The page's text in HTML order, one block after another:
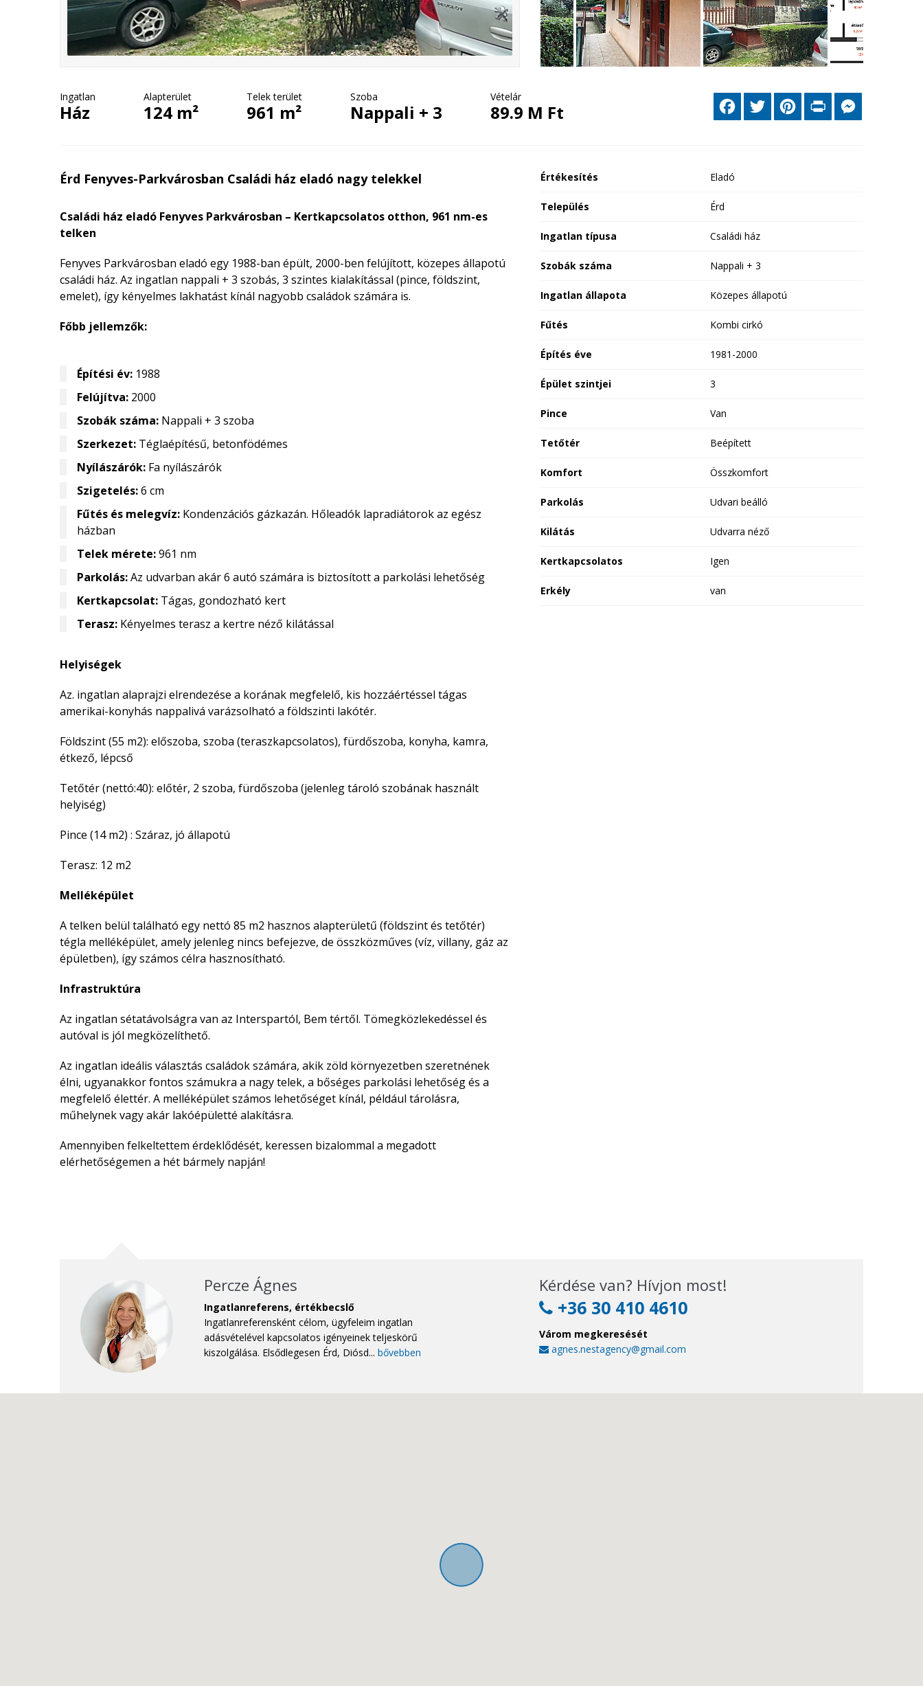
Ingatlan
Ház
Alapterület
124 m²
Telek terület
961 m²
Szoba
Nappali + 3
Vételár
89.9 M Ft
FacebookTwitter PinterestPrint
Érd Fenyves-Parkvárosban Családi ház eladó nagy telekkel
Családi ház eladó Fenyves Parkvárosban – Kertkapcsolatos otthon, 961 nm-es
telken
Fenyves Parkvárosban eladó egy 1988-ban épült, 2000-ben felújított, közepes állapotú
családi ház. Az ingatlan nappali + 3 szobás, 3 szintes kialakítással (pince, földszint,
emelet), így kényelmes lakhatást kínál nagyobb családok számára is.
Főbb jellemzők:
Építési év: 1988
Felújítva: 2000
Szobák száma: Nappali + 3 szoba
Szerkezet: Téglaépítésű, betonfödémes
Nyílászárók: Fa nyílászárók
Szigetelés:6 cm
Fűtés és melegvíz: Kondenzációs gázkazán. Hőleadók lapradiátorok az egész
házban
Telek mérete:961 nm
Parkolás:Az udvarban akár 6 autó számára is biztosított a parkolási lehetőség
Kertkapcsolat: Tágas, gondozható kert
Terasz: Kényelmes terasz a kertre néző kilátással
Helyiségek
Az. ingatlan alaprajzi elrendezése a korának megfelelő, kis hozzáértéssel tágas
amerikai-konyhás nappalivá varázsolható a földszinti lakótér.
Földszint (55 m2): előszoba, szoba (teraszkapcsolatos), fürdőszoba, konyha, kamra,
étkező, lépcső
Tetőtér (nettó:40): előtér, 2 szoba, fürdőszoba (jelenleg tároló szobának használt
helyiség)
Pince (14 m2) : Száraz, jó állapotú
Terasz: 12 m2
Melléképület
A telken belül található egy nettó 85 m2 hasznos alapterületű (földszint és tetőtér)
tégla melléképület, amely jelenleg nincs befejezve, de összközműves (víz, villany, gáz az
épületben), így számos célra hasznosítható.
Infrastruktúra
Az ingatlan sétatávolságra van az Interspartól, Bem tértől. Tömegközlekedéssel és
autóval is jól megközelíthető.
Az ingatlan ideális választás családok számára, akik zöld környezetben szeretnének
élni, ugyanakkor fontos számukra a nagy telek, a bőséges parkolási lehetőség és a
megfelelő élettér. A melléképület számos lehetőséget kínál, például tárolásra,
műhelynek vagy akár lakóépületté alakításra.
Amennyiben felkeltettem érdeklődését, keressen bizalommal a megadott
elérhetőségemen a hét bármely napján!
Értékesítés Eladó
Település Érd
Ingatlan típusa Családi ház
Szobák száma Nappali + 3
Ingatlan állapota Közepes állapotú
Fűtés Kombi cirkó
Építés éve 1981-2000
Épület szintjei 3
Pince Van
Tetőtér Beépített
Komfort Összkomfort
Parkolás Udvari beálló
Kilátás Udvarra néző
Kertkapcsolatos Igen
Erkély van
Percze Ágnes
Ingatlanreferens, értékbecslő
Ingatlanreferensként célom, ügyfeleim ingatlan
adásvételével kapcsolatos igényeinek teljeskörű
kiszolgálása. Elsődlegesen Érd, Diósd... bővebben
Kérdése van? Hívjon most!
+36 30 410 4610
Várom megkeresését
agnes.nestagency@gmail.com